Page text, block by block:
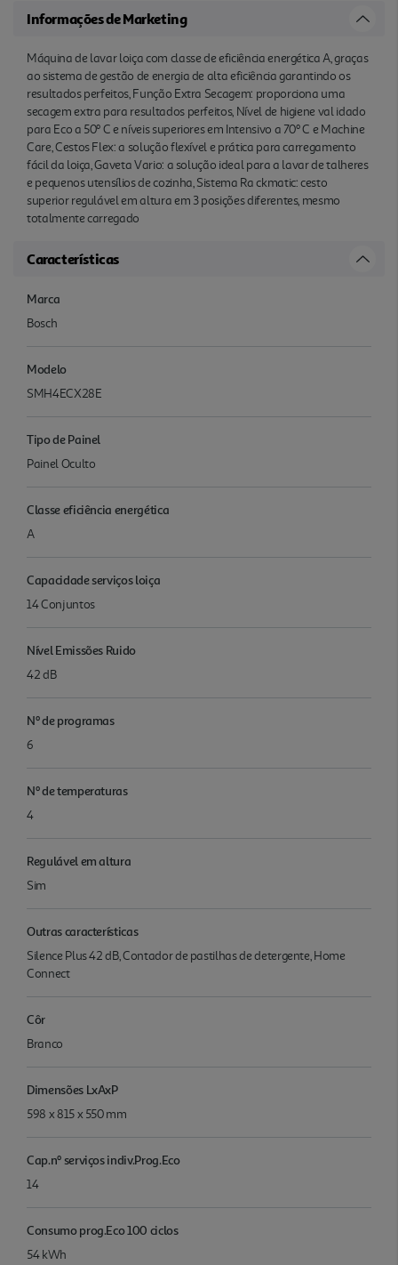
Informações de Marketing
Máquina de lavar loiça com classe de eficiência energética A, graças
ao sistema de gestão de energia de alta eficiência garantindo os
resultados perfeitos, Função Extra Secagem: proporciona uma
secagem extra para resultados perfeitos, Nível de higiene val idado
para Eco a 50º C e níveis superiores em Intensivo a 70º C e Machine
Care, Cestos Flex: a solução flexível e prática para carregamento
fácil da loiça, Gaveta Vario: a solução ideal para a lavar de talheres
e pequenos utensílios de cozinha, Sistema Ra ckmatic: cesto
superior regulável em altura em 3 posições diferentes, mesmo
totalmente carregado
Características
Marca
Bosch
Modelo
SMH4ECX28E
Tipo de Painel
Painel Oculto
Classe eficiência energética
A
Capacidade serviços loiça
14 Conjuntos
Nível Emissões Ruido
42 dB
Nº de programas
6
Nº de temperaturas
4
Regulável em altura
Sim
Outras características
Silence Plus 42 dB, Contador de pastilhas de detergente, Home
Connect
Côr
Branco
Dimensões LxAxP
598 x 815 x 550 mm
Cap.nº serviços indiv.Prog.Eco
14
Consumo prog.Eco 100 ciclos
54 kWh